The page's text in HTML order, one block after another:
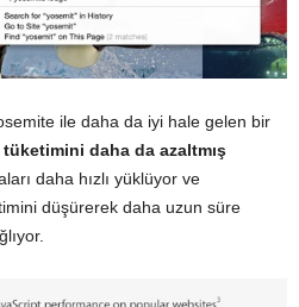
ile daha da iyi hale gelen bir
daha da azaltmış
daha hızlı yüklüyor ve
düşürerek daha uzun süre